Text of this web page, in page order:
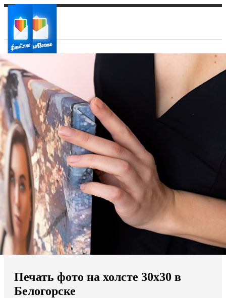
Ваш город:
Ваш регион доставки
Выберите из списка:
Мы доставляем по всему миру
Продолжить без города
Печать фото на холсте 30х30 в
Белогорске